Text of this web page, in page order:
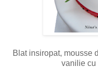
Blat insiropat, mousse
vanilie cu